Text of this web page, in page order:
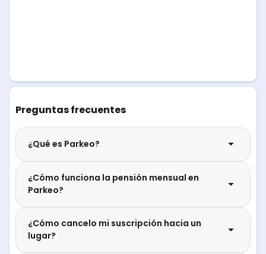
Preguntas frecuentes
¿Qué es Parkeo?
¿Cómo funciona la pensión mensual en
Parkeo?
¿Cómo cancelo mi suscripción hacia un
lugar?